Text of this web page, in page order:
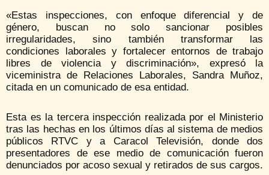
«Estas inspecciones, con enfoque diferencial y de
género, buscan no solo sancionar posibles
irregularidades, sino también transformar las
condiciones laborales y fortalecer entornos de trabajo
libres de violencia y discriminación», expresó la
viceministra de Relaciones Laborales, Sandra Muñoz,
citada en un comunicado de esa entidad.
Esta es la tercera inspección realizada por el Ministerio
tras las hechas en los últimos días al sistema de medios
públicos RTVC y a Caracol Televisión, donde dos
presentadores de ese medio de comunicación fueron
denunciados por acoso sexual y retirados de sus cargos.